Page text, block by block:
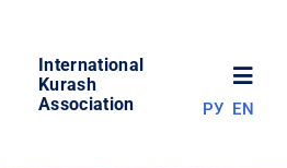
International
Kurash
Association
РУ EN